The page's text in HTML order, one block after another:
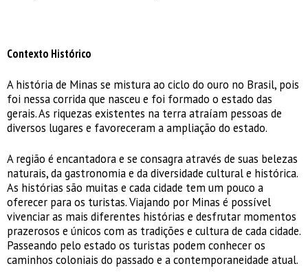
Contexto Histórico
A história de Minas se mistura ao ciclo do ouro no Brasil, pois
foi nessa corrida que nasceu e foi formado o estado das
gerais. As riquezas existentes na terra atraíam pessoas de
diversos lugares e favoreceram a ampliação do estado.
A região é encantadora e se consagra através de suas belezas
naturais, da gastronomia e da diversidade cultural e histórica.
As histórias são muitas e cada cidade tem um pouco a
oferecer para os turistas. Viajando por Minas é possível
vivenciar as mais diferentes histórias e desfrutar momentos
prazerosos e únicos com as tradições e cultura de cada cidade.
Passeando pelo estado os turistas podem conhecer os
caminhos coloniais do passado e a contemporaneidade atual.